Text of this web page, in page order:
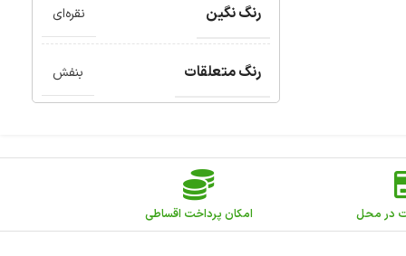
رنگ نگین نقره‌ای
رنگ متعلقات بنفش
در محل امکان پرداخت اقساطی